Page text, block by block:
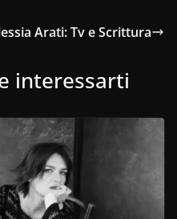
Arati: Tv e Scrittura
interessarti